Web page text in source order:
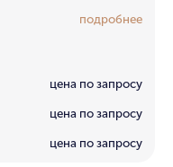
подробнее
цена по запросу
цена по запросу
цена по запросу